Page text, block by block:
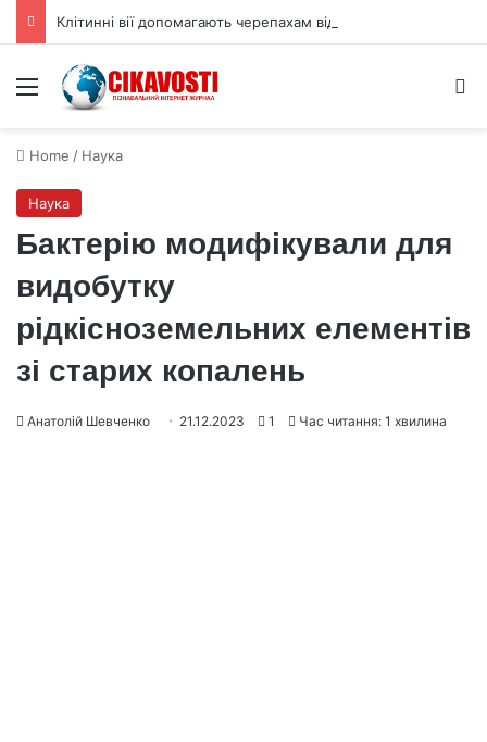
Menu
Home / Наука
Наука
Бактерію модифікували для
видобутку
рідкісноземельних елементів
зі старих копалень
Анатолій Шевченко 21.12.2023 1 Час читання: 1 хвилина